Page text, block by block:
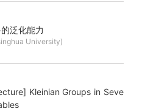
泛化能力
University)
Kleinian Groups in Seve